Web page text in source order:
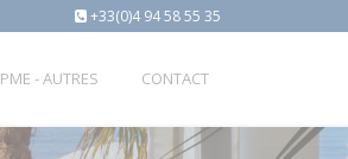
+33(0)4 94 58 55 35
PME - AUTRES CONTACT